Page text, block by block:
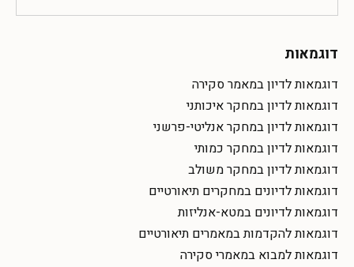
דוגמאות
דוגמאות לדיון במאמר סקירה
דוגמאות לדיון במחקר איכותני
דוגמאות לדיון במחקר אנליטי-פרשני
דוגמאות לדיון במחקר כמותי
דוגמאות לדיון במחקר משולב
דוגמאות לדיונים במחקרים תיאורטיים
דוגמאות לדיונים במטא-אנליזות
דוגמאות להקדמות במאמרים תיאורטיים
דוגמאות למבוא במאמרי סקירה